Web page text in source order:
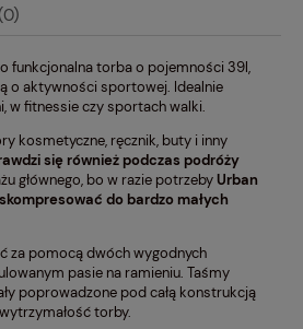
funkcjonalna torba o pojemności 39l,
o aktywności sportowej. Idealnie
w fitnessie czy sportach walki.
kosmetyczne, ręcznik, buty i inny
się również podczas podróży
głównego, bo w razie potrzeby Urban
skompresować do bardzo małych
za pomocą dwóch wygodnych
pasie na ramieniu. Taśmy
poprowadzone pod całą konstrukcją
torby.